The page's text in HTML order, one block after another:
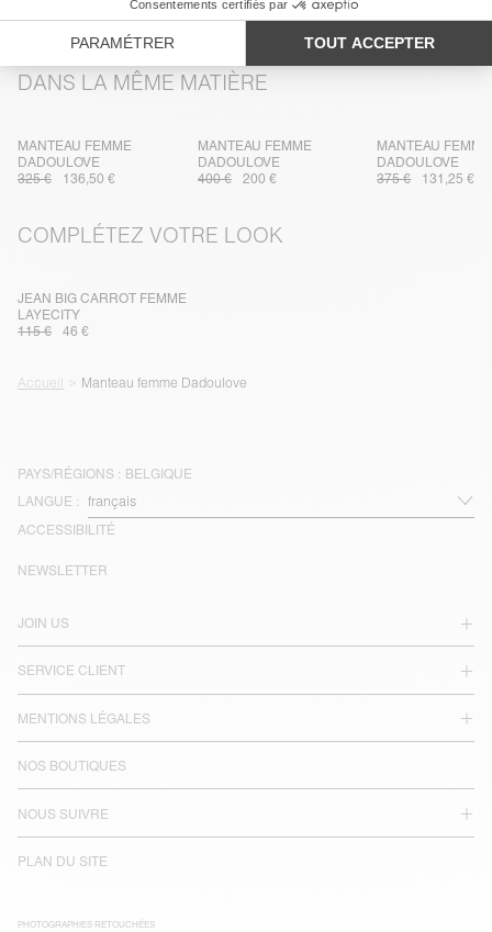
DANS LA MÊME MATIÈRE
MANTEAU FEMME
DADOULOVE
325 €
136,50 €
MANTEAU FEMME
DADOULOVE
400 €
200 €
MANTEAU FEMME
DADOULOVE
375 €
131,25 €
COMPLÉTEZ VOTRE LOOK
JEAN BIG CARROT FEMME
LAYECITY
115 €
46 €
Accueil Manteau femme Dadoulove
PAYS/RÉGIONS : BELGIQUE
LANGUE :
ACCESSIBILITÉ
JOIN US
SERVICE CLIENT
MENTIONS LÉGALES
NOS BOUTIQUES
NOUS SUIVRE
PLAN DU SITE
NEWSLETTER
PHOTOGRAPHIES RETOUCHÉES